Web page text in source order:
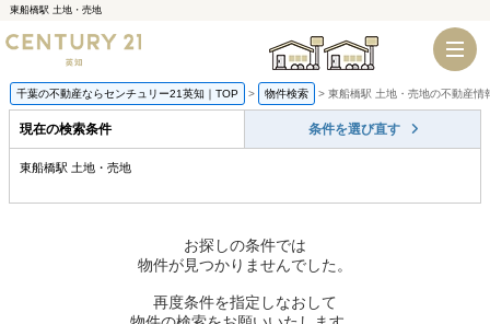
東船橋駅 土地・売地
千葉店 船橋店
千葉の不動産ならセンチュリー21英知｜TOP 物件検索 東船橋駅 土地・売地の不動産情
現在の検索条件 条件を選び直す
東船橋駅 土地・売地
お探しの条件では
物件が見つかりませんでした。
再度条件を指定しなおして